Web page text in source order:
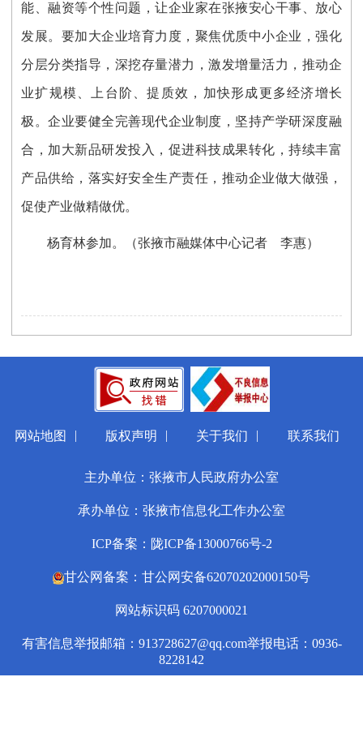
能、融资等个性问题，让企业家在张掖安心干事、放心
发展。要加大企业培育力度，聚焦优质中小企业，强化
分层分类指导，深挖存量潜力，激发增量活力，推动企
业扩规模、上台阶、提质效，加快形成更多经济增长
极。企业要健全完善现代企业制度，坚持产学研深度融
合，加大新品研发投入，促进科技成果转化，持续丰富
产品供给，落实好安全生产责任，推动企业做大做强，
促使产业做精做优。
杨育林参加。 （张掖市融媒体中心记者 李惠）
网站地图 | 版权声明 | 关于我们 | 联系我们
主办单位：张掖市人民政府办公室
承办单位：张掖市信息化工作办公室
ICP备案：陇ICP备13000766号-2
甘公网备案：甘公网安备62070202000150号
网站标识码 6207000021
有害信息举报邮箱：913728627@qq.com举报电话：0936-
8228142